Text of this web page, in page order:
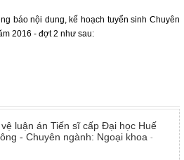
báo nội dung, kế hoạch tuyển sinh Chuyên
2016 - đợt 2 như sau:
luận án Tiến sĩ cấp Đại học Huế
- Chuyên ngành: Ngoại khoa -